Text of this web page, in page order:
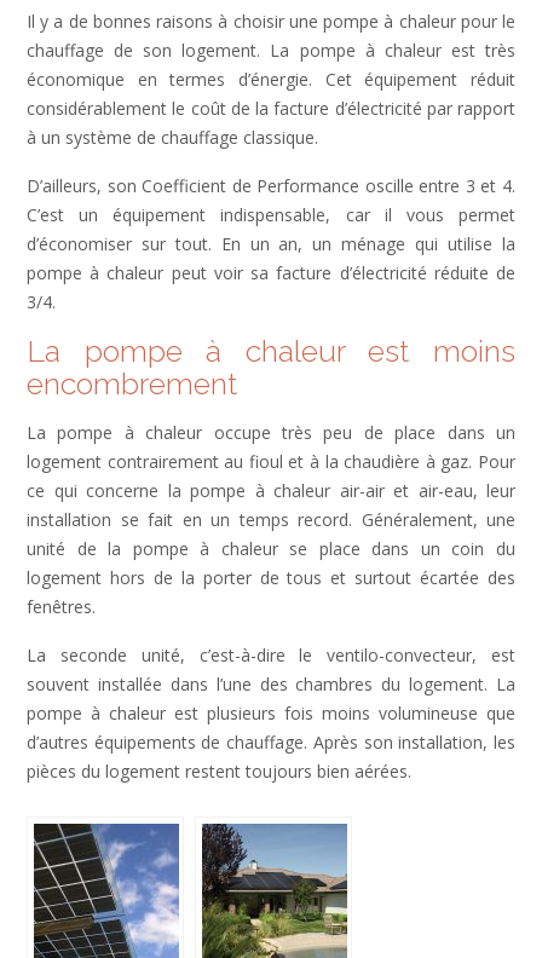
Il y a de bonnes raisons à choisir une pompe à chaleur pour le
chauffage de son logement. La pompe à chaleur est très
économique en termes d’énergie. Cet équipement réduit
considérablement le coût de la facture d’électricité par rapport
à un système de chauffage classique.
D’ailleurs, son Coefficient de Performance oscille entre 3 et 4.
C’est un équipement indispensable, car il vous permet
d’économiser sur tout. En un an, un ménage qui utilise la
pompe à chaleur peut voir sa facture d’électricité réduite de
3/4.
La pompe à chaleur est moins
encombrement
La pompe à chaleur occupe très peu de place dans un
logement contrairement au fioul et à la chaudière à gaz. Pour
ce qui concerne la pompe à chaleur air-air et air-eau, leur
installation se fait en un temps record. Généralement, une
unité de la pompe à chaleur se place dans un coin du
logement hors de la porter de tous et surtout écartée des
fenêtres.
La seconde unité, c’est-à-dire le ventilo-convecteur, est
souvent installée dans l’une des chambres du logement. La
pompe à chaleur est plusieurs fois moins volumineuse que
d’autres équipements de chauffage. Après son installation, les
pièces du logement restent toujours bien aérées.